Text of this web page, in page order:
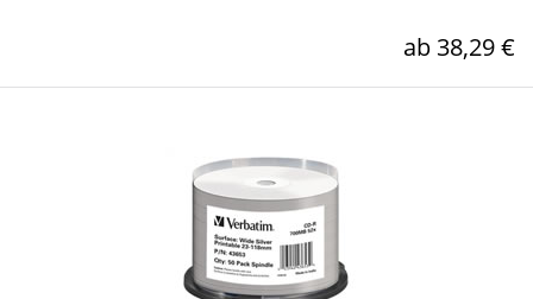
ab 38,29 €